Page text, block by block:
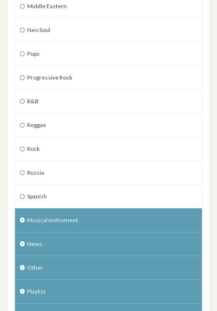
Middle Eastern
Neo Soul
Pops
Progressive Rock
R&B
Reggae
Rock
Russia
Spanish
Musical instrument
News
Other
Playlist